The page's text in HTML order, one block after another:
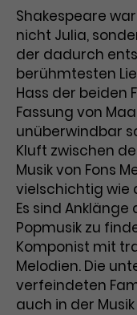
Zweck
pro
Name IDE
Anbieter
Laufzeit 1
Zweck
Shakespeare
nicht Julia,
der dadurch
berühmtesten
Hass der beiden
Fassung von
unüberwindbar
Kluft zwischen
Musik von Fons
vielschichtig wie
Es sind Anklänge
Popmusik zu
Komponist mit
Melodien. Die
verfeindeten
auch in der